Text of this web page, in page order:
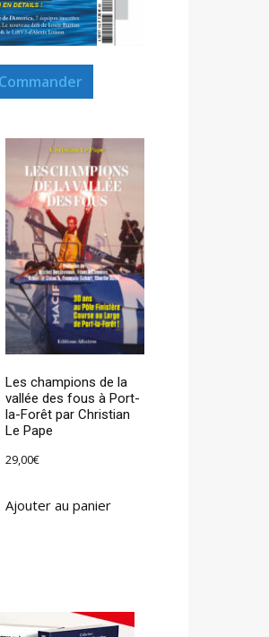
Les champions de la
vallée des fous à Port-
la-Forêt par Christian
Le Pape
29,00€
Ajouter au panier